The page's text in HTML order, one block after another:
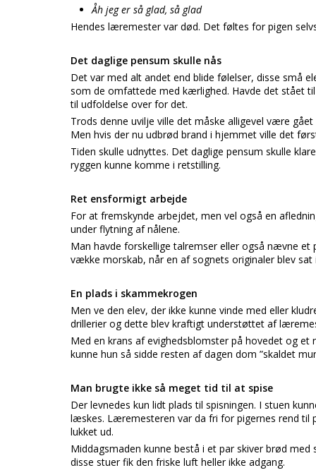
Åh jeg er så glad, så glad
Hendes læremester var død. Det føltes for pigen
Det daglige pensum skulle nås
Det var med alt andet end blide følelser, disse små
som de omfattede med kærlighed. Havde det stået
til udfoldelse over for det.
Trods denne uvilje ville det måske alligevel være
Men hvis der nu udbrød brand i hjemmet ville det
Tiden skulle udnyttes. Det daglige pensum skulle
ryggen kunne komme i retstilling.
Ret ensformigt arbejde
For at fremskynde arbejdet, men vel også en
under flytning af nålene.
Man havde forskellige talremser eller også nævne
vække morskab, når en af sognets originaler blev sat
En plads i skammekrogen
Men ve den elev, der ikke kunne vinde med eller
drillerier og dette blev kraftigt understøttet af
Med en krans af evighedsblomster på hovedet og
kunne hun så sidde resten af dagen dom ”skaldet
Man brugte ikke så meget tid til at spise
Der levnedes kun lidt plads til spisningen. I stuen
læskes. Læremesteren var da fri for pigernes rend til
lukket ud.
Middagsmaden kunne bestå i et par skiver brød
disse stuer fik den friske luft heller ikke adgang.